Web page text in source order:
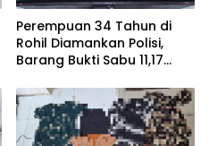
Perempuan 34 Tahun di
Rohil Diamankan Polisi,
Barang Bukti Sabu 11,17